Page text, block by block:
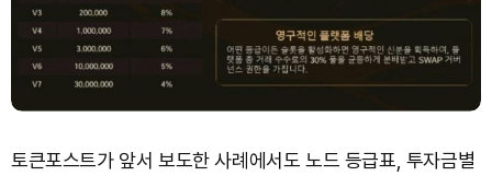
토큰포스트가 앞서 보도한 사례에서도 노드 등급표, 투자금별